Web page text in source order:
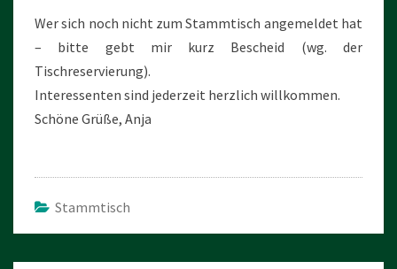
Wer sich noch nicht zum Stammtisch angemeldet hat
– bitte gebt mir kurz Bescheid (wg. der
Tischreservierung).
Interessenten sind jederzeit herzlich willkommen.
Schöne Grüße, Anja
Stammtisch